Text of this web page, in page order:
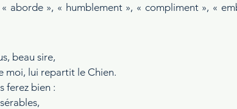
aborde », « humblement », « compliment », «
beau sire,
moi, lui repartit le Chien.
ferez bien :